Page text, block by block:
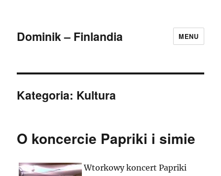
Dominik – Finlandia MENU
Kategoria: Kultura
O koncercie Papriki i simie
Wtorkowy koncert Papriki